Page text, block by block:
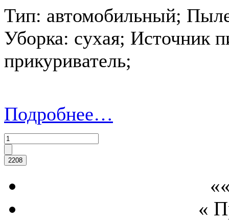
Тип: автомобильный;
Уборка: сухая; Источник
прикуриватель;
Подробнее…
«